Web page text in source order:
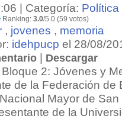
| Categoría: Política
Ranking: 3.0/5.0 (59 votos)
, jovenes , memoria
idehpucp el 28/08/
| Descargar
2: Jóvenes y
de la Federación de
Mayor de
de la